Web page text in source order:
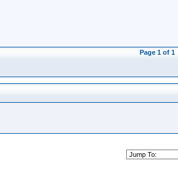
Page 1 of 1